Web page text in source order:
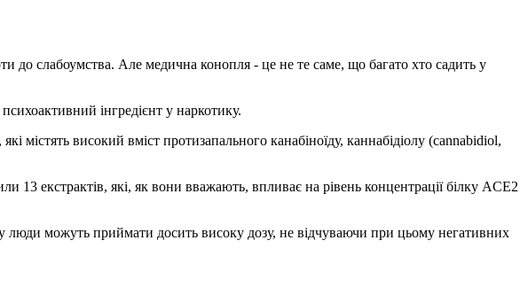
до слабоумства. Але медична конопля - це не те саме, що багато хто садить у
інгредієнт у наркотику.
містять високий вміст протизапального канабіноїду, каннабідіолу (cannabidiol,
13 екстрактів, які, як вони вважають, впливає на рівень концентрації білку ACE2
можуть приймати досить високу дозу, не відчуваючи при цьому негативних